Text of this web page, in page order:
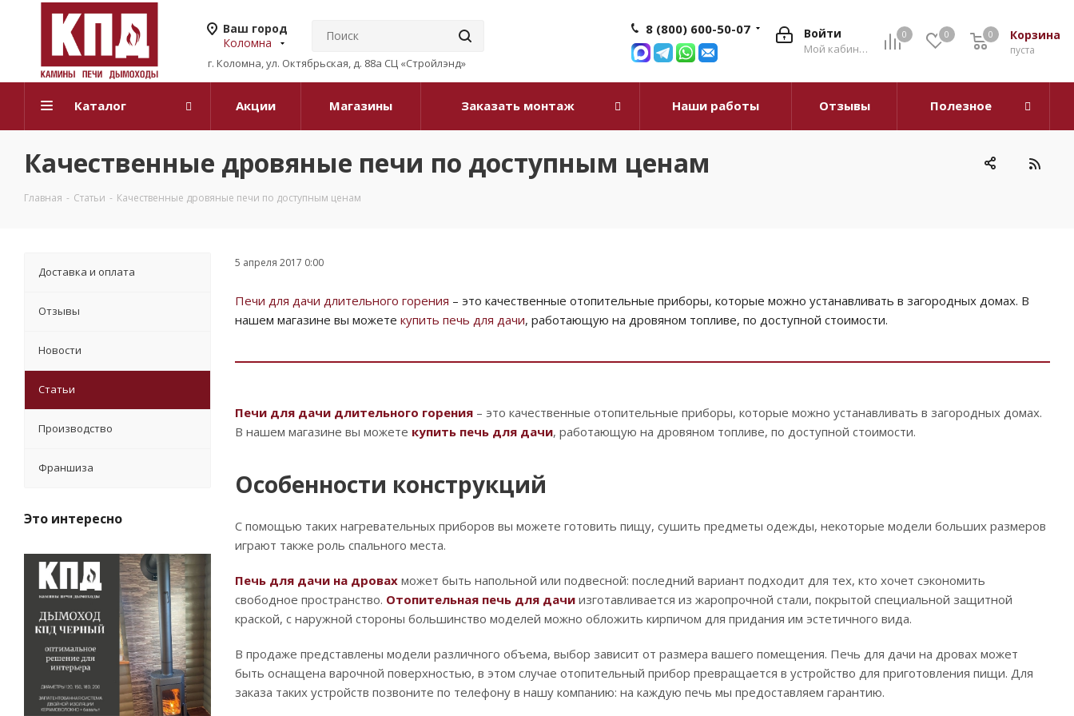
Ваш город
Коломна
г. Коломна, ул. Октябрьская, д. 88а СЦ «Стройлэнд»
0 0 Корзина
0
пуста
0
Войти
Мой кабинет
8 (800) 600-50-07
Каталог Акции Магазины Заказать монтаж Наши работы Отзывы Полезное
Качественные дровяные печи по доступным ценам
Главная - Статьи - Качественные дровяные печи по доступным ценам
5 апреля 2017 0:00
Печи для дачи длительного горения – это качественные отопительные приборы, которые можно устанавливать в загородных домах. В
нашем магазине вы можете купить печь для дачи, работающую на дровяном топливе, по доступной стоимости.
Печи для дачи длительного горения – это качественные отопительные приборы, которые можно устанавливать в загородных домах.
В нашем магазине вы можете купить печь для дачи, работающую на дровяном топливе, по доступной стоимости.
Особенности конструкций
С помощью таких нагревательных приборов вы можете готовить пищу, сушить предметы одежды, некоторые модели больших размеров
играют также роль спального места.
Печь для дачи на дровах может быть напольной или подвесной: последний вариант подходит для тех, кто хочет сэкономить
свободное пространство. Отопительная печь для дачи изготавливается из жаропрочной стали, покрытой специальной защитной
краской, с наружной стороны большинство моделей можно обложить кирпичом для придания им эстетичного вида.
В продаже представлены модели различного объема, выбор зависит от размера вашего помещения. Печь для дачи на дровах может
быть оснащена варочной поверхностью, в этом случае отопительный прибор превращается в устройство для приготовления пищи. Для
заказа таких устройств позвоните по телефону в нашу компанию: на каждую печь мы предоставляем гарантию.
Доставка и оплата
Отзывы
Новости
Статьи
Производство
Франшиза
Это интересно